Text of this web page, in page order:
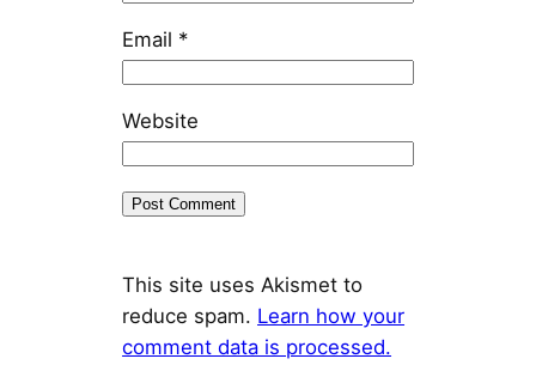
Email *
Website
This site uses Akismet to
reduce spam. Learn how your
comment data is processed.